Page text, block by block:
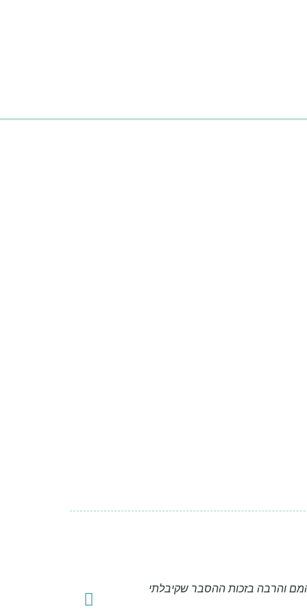
והרבה בזכות ההסבר שקיבלתי